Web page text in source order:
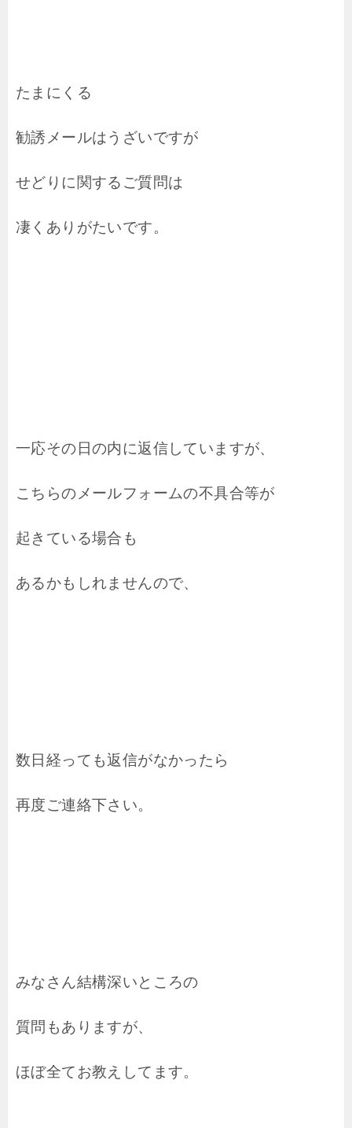
たまにくる
勧誘メールはうざいですが
せどりに関するご質問は
凄くありがたいです。
一応その日の内に返信していますが、
こちらのメールフォームの不具合等が
起きている場合も
あるかもしれませんので、
数日経っても返信がなかったら
再度ご連絡下さい。
みなさん結構深いところの
質問もありますが、
ほぼ全てお教えしてます。